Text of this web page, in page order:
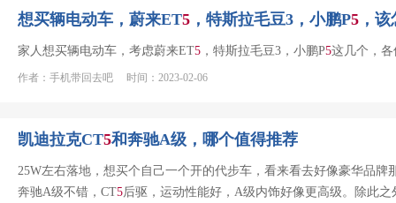
想买辆电动车，蔚来ET5 ，特斯拉毛豆3，小鹏P5 ，
家人想买辆电动车，考虑蔚来ET5 ，特斯拉毛豆3，小鹏P5这几个，
作者：手机带回去吧 时间：2023-02-06
凯迪拉克CT5和奔驰A级，哪个值得推荐
25W左右落地，想买个自己一个开的代步车，看来看去好像豪华品
奔驰A级不错，CT5后驱，运动性能好，A级内饰好像更高级。除此